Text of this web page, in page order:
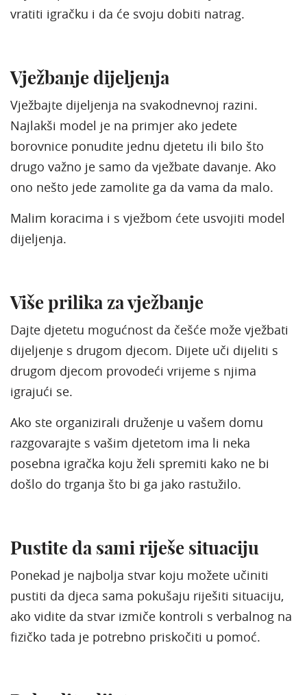
vratiti igračku i da će svoju dobiti natrag.
Vježbanje dijeljenja
Vježbajte dijeljenja na svakodnevnoj razini.
Najlakši model je na primjer ako jedete
borovnice ponudite jednu djetetu ili bilo što
drugo važno je samo da vježbate davanje. Ako
ono nešto jede zamolite ga da vama da malo.
Malim koracima i s vježbom ćete usvojiti model
dijeljenja.
Više prilika za vježbanje
Dajte djetetu mogućnost da češće može vježbati
dijeljenje s drugom djecom. Dijete uči dijeliti s
drugom djecom provodeći vrijeme s njima
igrajući se.
Ako ste organizirali druženje u vašem domu
razgovarajte s vašim djetetom ima li neka
posebna igračka koju želi spremiti kako ne bi
došlo do trganja što bi ga jako rastužilo.
Pustite da sami riješe situaciju
Ponekad je najbolja stvar koju možete učiniti
pustiti da djeca sama pokušaju riješiti situaciju,
ako vidite da stvar izmiče kontroli s verbalnog na
fizičko tada je potrebno priskočiti u pomoć.